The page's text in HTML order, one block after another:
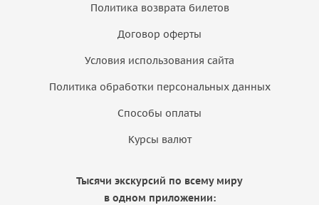
Политика возврата билетов
Договор оферты
Условия использования сайта
Политика обработки персональных данных
Способы оплаты
Курсы валют
Тысячи экскурсий по всему миру
в одном приложении: